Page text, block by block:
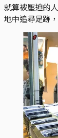
就算被壓迫的
地中追尋足跡